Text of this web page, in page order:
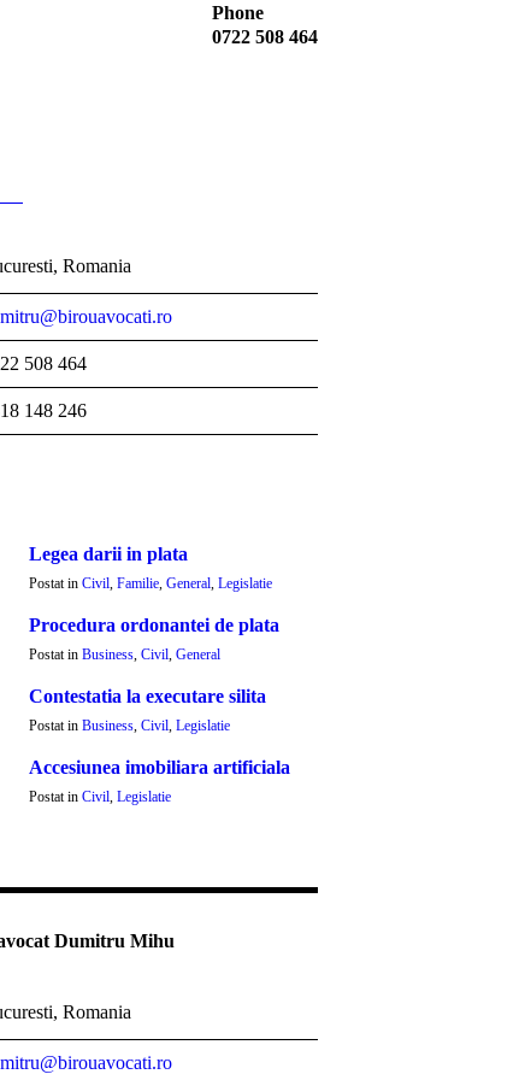
Phone
0722 508 464
Romania
508 464
148 246
Legea darii in plata
Postat in Civil, Familie, General, Legislatie
Procedura ordonantei de plata
Postat in Business, Civil, General
Contestatia la executare silita
Postat in Business, Civil, Legislatie
Accesiunea imobiliara artificiala
Postat in Civil, Legislatie
Dumitru Mihu
Romania